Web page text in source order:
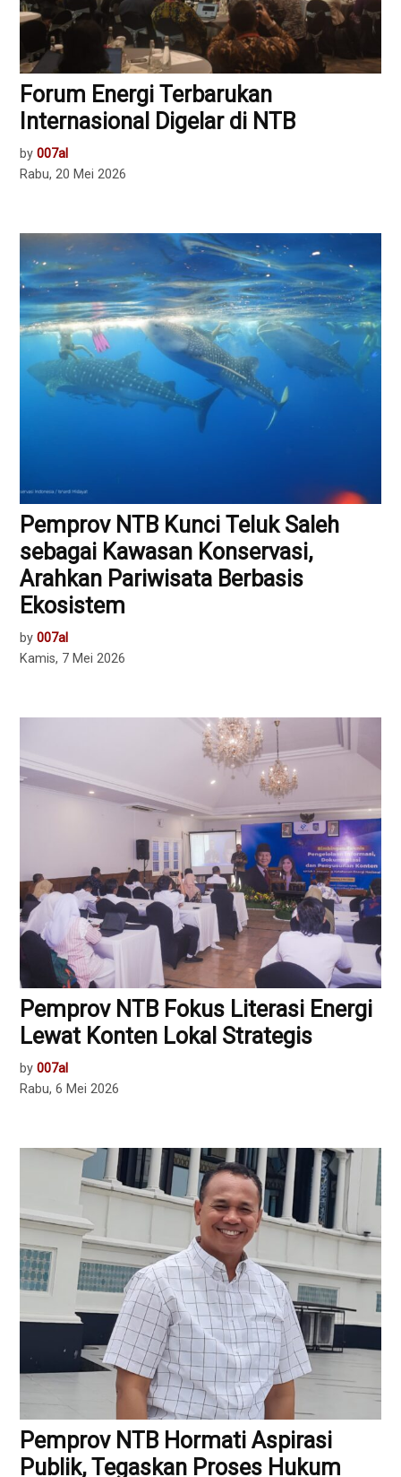
Forum Energi Terbarukan
Internasional Digelar di NTB
by 007al
Rabu, 20 Mei 2026
Pemprov NTB Kunci Teluk Saleh
sebagai Kawasan Konservasi,
Arahkan Pariwisata Berbasis
Ekosistem
by 007al
Kamis, 7 Mei 2026
Pemprov NTB Fokus Literasi Energi
Lewat Konten Lokal Strategis
by 007al
Rabu, 6 Mei 2026
Pemprov NTB Hormati Aspirasi
Publik, Tegaskan Proses Hukum